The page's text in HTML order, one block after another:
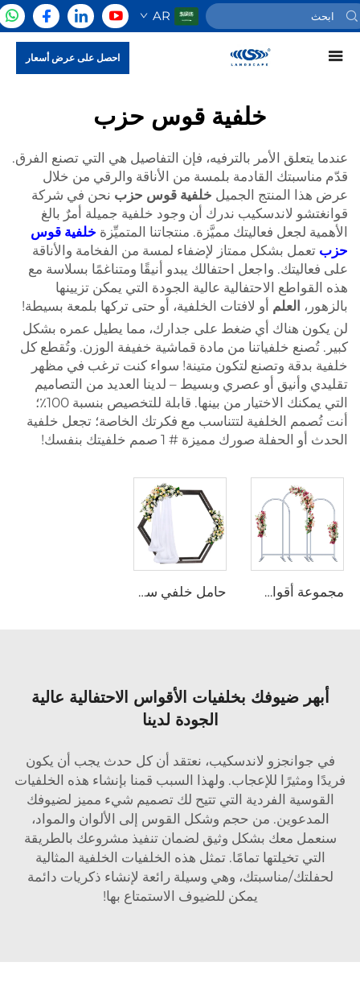
AR
احصل على عرض أسعار
خلفية قوس حزب
عندما يتعلق الأمر بالترفيه، فإن التفاصيل هي التي تصنع الفرق.
قدّم مناسبتك القادمة بلمسة من الأناقة والرقي من خلال
عرض هذا المنتج الجميل خلفية قوس حزبنحن في شركة
قوانغتشو لاندسكيب ندرك أن وجود خلفية جميلة أمرٌ بالغ
الأهمية لجعل فعاليتك مميَّزة. منتجاتنا المتميِّزة خلفية قوس
حزبتعمل بشكل ممتاز لإضفاء لمسة من الفخامة والأناقة
على فعاليتك. واجعل احتفالك يبدو أنيقًا ومتناغمًا بسلاسة مع
هذه القواطع الاحتفالية عالية الجودة التي يمكن تزيينها
بالزهور، العلمأو لافتات الخلفية، أو حتى تركها بلمعة بسيطة!
لن يكون هناك أي ضغط على جدارك، مما يطيل عمره بشكل
كبير. تُصنع خلفياتنا من مادة قماشية خفيفة الوزن. وتُقطع كل
خلفية بدقة وتصنع لتكون متينة! سواء كنت ترغب في مظهر
تقليدي وأنيق أو عصري وبسيط – لدينا العديد من التصاميم
التي يمكنك الاختيار من بينها. قابلة للتخصيص بنسبة 100٪؛
أنت تُصمم الخلفية لتتناسب مع فكرتك الخاصة؛ تجعل خلفية
الحدث أو الحفلة صورك مميزة # 1 صمم خلفيتك بنفسك!
مجموعة أقواس الزفاف الخلفية (3 قطع) حامل خلفي سداسي مزدوج الوجه من الخشب
أبهر ضيوفك بخلفيات الأقواس الاحتفالية عالية
الجودة لدينا
في جوانجزو لاندسكيب، نعتقد أن كل حدث يجب أن يكون
فريدًا ومثيرًا للإعجاب. ولهذا السبب قمنا بإنشاء هذه الخلفيات
القوسية الفردية التي تتيح لك تصميم شيء مميز لضيوفك
المدعوين. من حجم وشكل القوس إلى الألوان والمواد،
سنعمل معك بشكل وثيق لضمان تنفيذ مشروعك بالطريقة
التي تخيلتها تمامًا. تمثل هذه الخلفيات الخلفية المثالية
لحفلتك/مناسبتك، وهي وسيلة رائعة لإنشاء ذكريات دائمة
يمكن للضيوف الاستمتاع بها!